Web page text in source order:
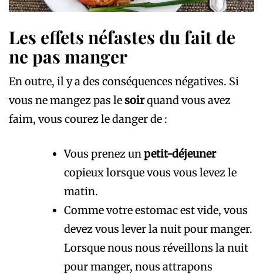
Les effets néfastes du fait de
ne pas manger
En outre, il y a des conséquences négatives. Si
vous ne mangez pas lesoirquand vous avez
faim, vous courez le danger de :
Vous prenez unpetit-déjeuner
copieux lorsque vous vous levez le
matin.
Comme votre estomac est vide, vous
devez vous lever la nuit pour manger.
Lorsque nous nous réveillons la nuit
pour manger, nous attrapons